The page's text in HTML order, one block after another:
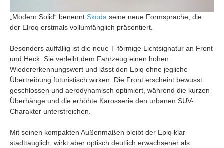
„Modern Solid“ benennt Skoda seine neue Formsprache, die
der Elroq erstmals vollumfänglich präsentiert.
Besonders auffällig ist die neue T-förmige Lichtsignatur an Front
und Heck. Sie verleiht dem Fahrzeug einen hohen
Wiedererkennungswert und lässt den Epiq ohne jegliche
Übertreibung futuristisch wirken. Die Front erscheint bewusst
geschlossen und aerodynamisch optimiert, während die kurzen
Überhänge und die erhöhte Karosserie den urbanen SUV-
Charakter unterstreichen.
Mit seinen kompakten Außenmaßen bleibt der Epiq klar
stadttauglich, wirkt aber optisch deutlich erwachsener als